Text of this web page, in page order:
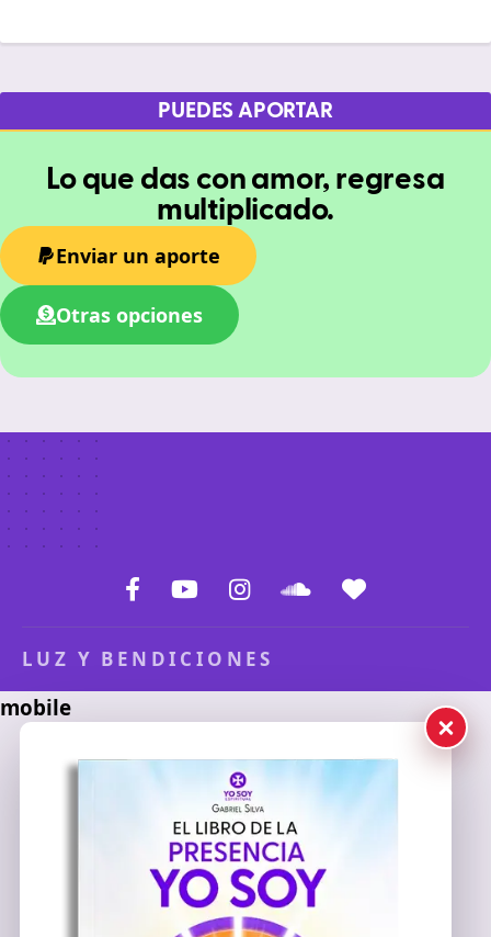
PUEDES APORTAR
Lo que das con amor, regresa
multiplicado.
Enviar un aporte
Otras opciones
LUZ Y BENDICIONES